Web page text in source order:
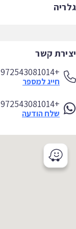
קשר
+972543081014
חייג למספר
+972543081014
שלח הודעה